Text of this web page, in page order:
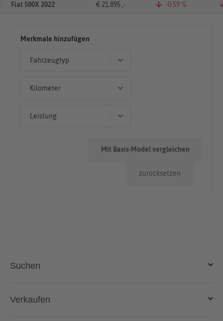
Fiat 500X 2022 € 21.895 ,- -0.59 %
Merkmale hinzufügen
Fahrzeugtyp
Limousine
Kilometer
Leistung
zurücksetzen
Mit Basis-Model vergleichen
Suchen
Auto kaufen
Verkaufen